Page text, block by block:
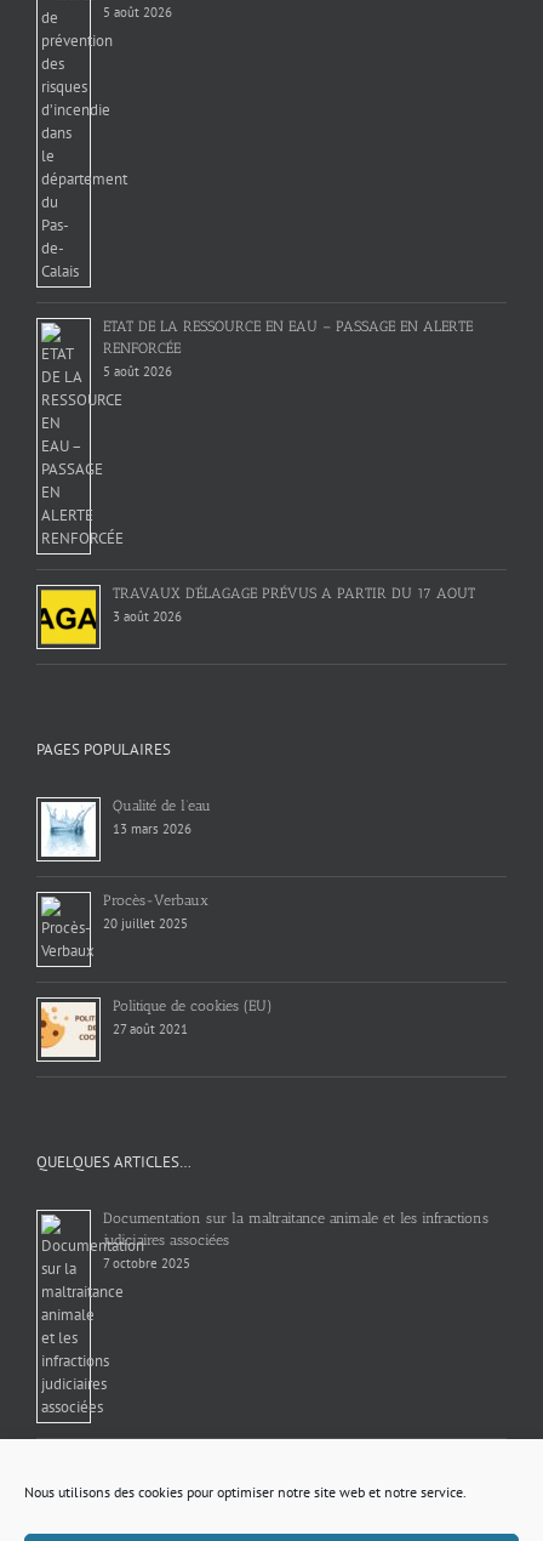
Nous utilisons des cookies pour optimiser notre site web et notre service.
5 août 2026
ETAT DE LA RESSOURCE EN EAU – PASSAGE EN ALERTE
RENFORCÉE
5 août 2026
TRAVAUX D’ÉLAGAGE PRÉVUS A PARTIR DU 17 AOUT
3 août 2026
PAGES POPULAIRES
Qualité de l’eau
13 mars 2026
Procès-Verbaux
20 juillet 2025
Politique de cookies (EU)
27 août 2021
QUELQUES ARTICLES…
Documentation sur la maltraitance animale et les infractions
judiciaires associées
7 octobre 2025
20 décembre 2022